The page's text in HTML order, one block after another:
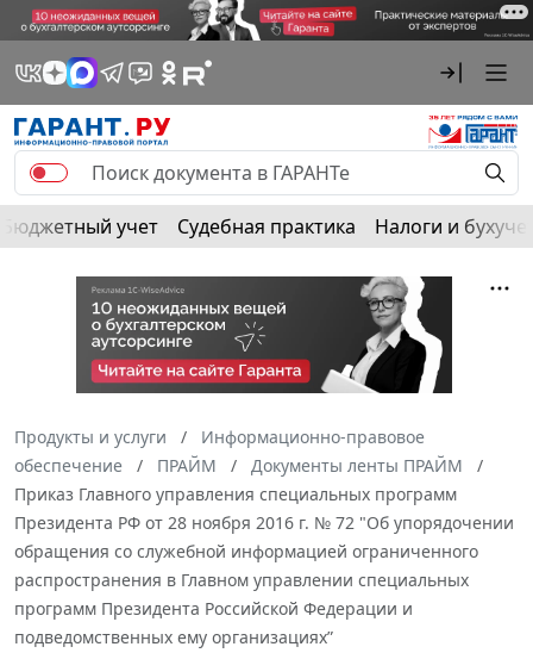
Бюджетный учет Судебная практика Налоги и
Продукты и услуги
Информационно-правовое
обеспечение
ПРАЙМ
Документы ленты ПРАЙМ
Приказ Главного управления специальных программ
Президента РФ от 28 ноября 2016 г. № 72 "Об упорядочении
обращения со служебной информацией ограниченного
распространения в Главном управлении специальных
программ Президента Российской Федерации и
подведомственных ему организациях”